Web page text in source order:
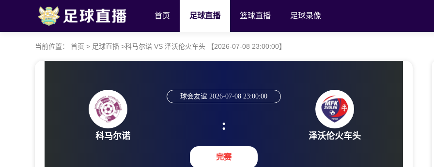
首页 足球直播 篮球直播 足球录像
当前位置： 首页 > 足球直播 >科马尔诺 VS 泽沃伦火车头 【2026-07-08 23:00:00】
科马尔诺
球会友谊 2026-07-08 23:00:00
:
完赛
泽沃伦火车头